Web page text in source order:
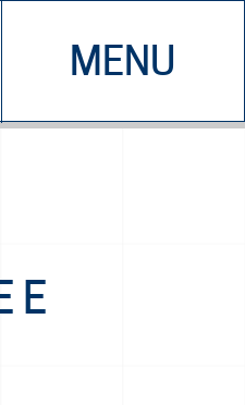
MENU
CHI SIAMO
E